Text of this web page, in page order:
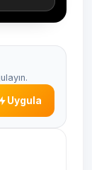
Uygula